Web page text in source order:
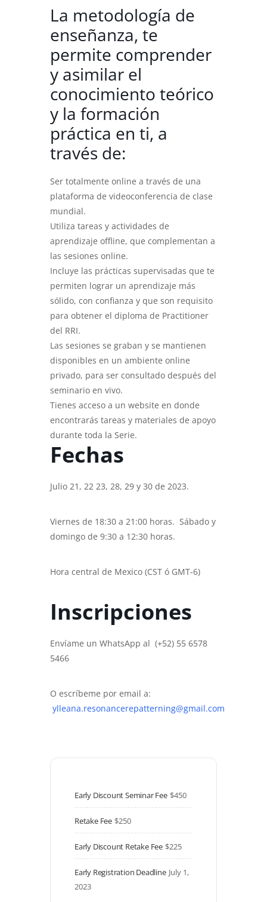
La metodología de
enseñanza, te
permite comprender
y asimilar el
conocimiento teórico
y la formación
práctica en ti, a
través de:
Ser totalmente online a través de una
plataforma de videoconferencia de clase
mundial.
Utiliza tareas y actividades de
aprendizaje offline, que complementan a
las sesiones online.
Incluye las prácticas supervisadas que te
permiten lograr un aprendizaje más
sólido, con confianza y que son requisito
para obtener el diploma de Practitioner
del RRI.
Las sesiones se graban y se mantienen
disponibles en un ambiente online
privado, para ser consultado después del
seminario en vivo.
Tienes acceso a un website en donde
encontrarás tareas y materiales de apoyo
durante toda la Serie.
Fechas
Julio 21, 22 23, 28, 29 y 30 de 2023.
Viernes de 18:30 a 21:00 horas. Sábado y
domingo de 9:30 a 12:30 horas.
Hora central de Mexico (CST ó GMT-6)
Inscripciones
Envíame un WhatsApp al (+52) 55 6578
5466
O escríbeme por email a:
ylleana.resonancerepatterning@gmail.com
Early Discount Seminar Fee $450
Retake Fee $250
Early Discount Retake Fee $225
Early Registration Deadline July 1,
2023